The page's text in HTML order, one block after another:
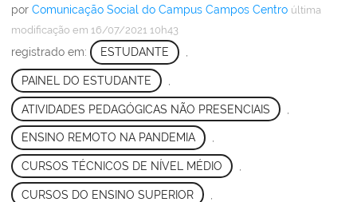
por Comunicação Social do Campus Campos Centro última
modificação em 16/07/2021 10h43
registrado em: ESTUDANTE ,
PAINEL DO ESTUDANTE
ATIVIDADES PEDAGÓGICAS NÃO PRESENCIAIS
ENSINO REMOTO NA PANDEMIA ,
CURSOS TÉCNICOS DE NÍVEL MÉDIO
CURSOS DO ENSINO SUPERIOR